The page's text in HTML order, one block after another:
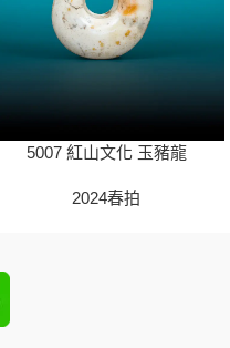
5007 紅山文化 玉豬龍
2024春拍